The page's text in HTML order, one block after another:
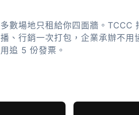
多數場地只租給你四面牆。TCCC
播、行銷一次打包，企業承辦不用
用追 5 份發票。